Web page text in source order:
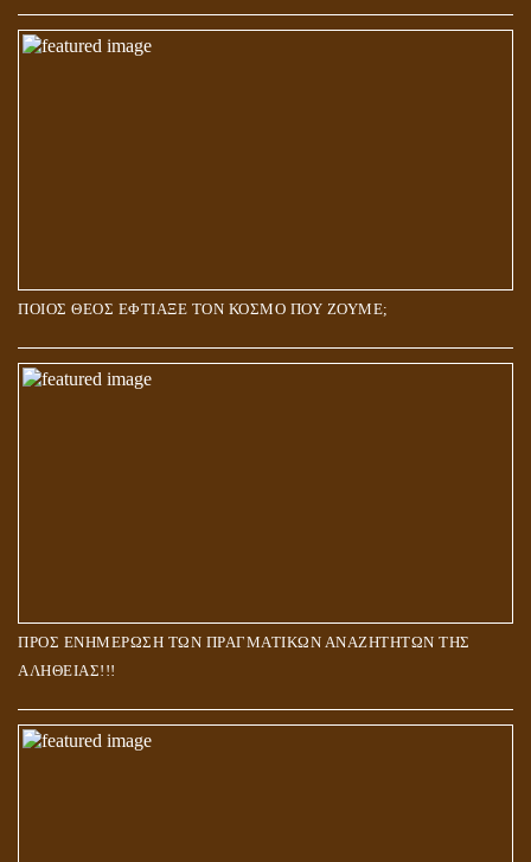
ΠΟΙΟΣ ΘΕΟΣ ΕΦΤΙΑΞΕ ΤΟΝ ΚΟΣΜΟ ΠΟΥ ΖΟΥΜΕ;
ΠΡΟΣ ΕΝΗΜΕΡΩΣΗ ΤΩΝ ΠΡΑΓΜΑΤΙΚΩΝ ΑΝΑΖΗΤΗΤΩΝ ΤΗΣ
ΑΛΗΘΕΙΑΣ!!!